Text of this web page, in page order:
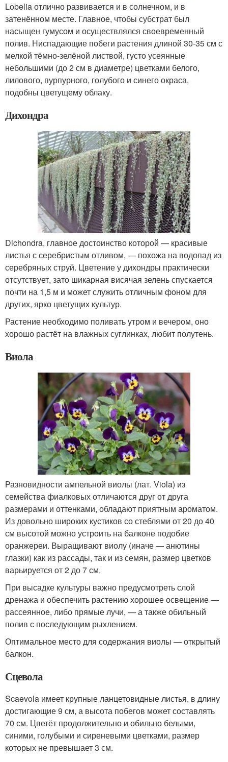
Lobelia отлично развивается и в солнечном, и в
затенённом месте. Главное, чтобы субстрат был
насыщен гумусом и осуществлялся своевременный
полив. Ниспадающие побеги растения длиной 30-35 см с
мелкой тёмно-зелёной листвой, густо усеянные
небольшими (до 2 см в диаметре) цветками белого,
лилового, пурпурного, голубого и синего окраса,
подобны цветущему облаку.
Дихондра
Dichondra, главное достоинство которой — красивые
листья с серебристым отливом, — похожа на водопад из
серебряных струй. Цветение у дихондры практически
отсутствует, зато шикарная висячая зелень спускается
почти на 1,5 м и может служить отличным фоном для
других, ярко цветущих культур.
Растение необходимо поливать утром и вечером, оно
хорошо растёт на влажных суглинках, любит полутень.
Виола
Разновидности ампельной виолы (лат. Viola) из
семейства фиалковых отличаются друг от друга
размерами и оттенками, обладают приятным ароматом.
Из довольно широких кустиков со стеблями от 20 до 40
см высотой можно устроить на балконе подобие
оранжереи. Выращивают виолу (иначе — анютины
глазки) как из рассады, так и из семян, размер цветков
варьируется от 2 до 7 см.
При высадке культуры важно предусмотреть слой
дренажа и обеспечить растению хорошее освещение —
рассеянное, либо прямые лучи, — а также обильный
полив с последующим рыхлением.
Оптимальное место для содержания виолы — открытый
балкон.
Сцевола
Scaevola имеет крупные ланцетовидные листья, в длину
достигающие 9 см, а высота побегов может составлять
70 см. Цветёт продолжительно и обильно белыми,
синими, голубыми и сиреневыми цветками, размер
которых не превышает 3 см.